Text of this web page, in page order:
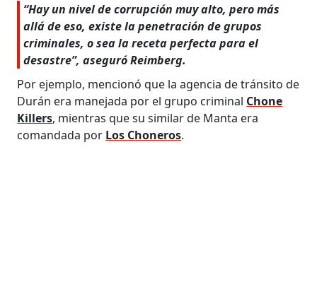
“Hay un nivel de corrupción muy alto, pero más
allá de eso, existe la penetración de grupos
criminales, o sea la receta perfecta para el
desastre”, aseguró Reimberg.
Por ejemplo, mencionó que la agencia de tránsito de
Durán era manejada por el grupo criminal Chone
Killers, mientras que su similar de Manta era
comandada por Los Choneros.